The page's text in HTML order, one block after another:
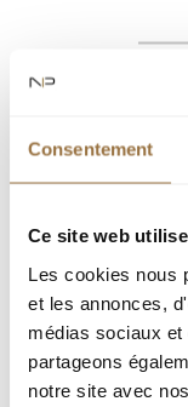
Consentement
Ce site web
Les cookies nous
et les annonces,
médias sociaux
partageons
notre site avec